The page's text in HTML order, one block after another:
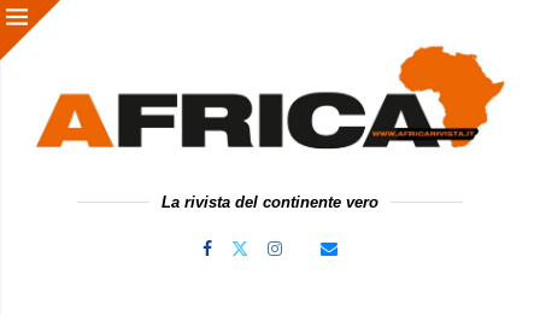
La rivista del continente vero